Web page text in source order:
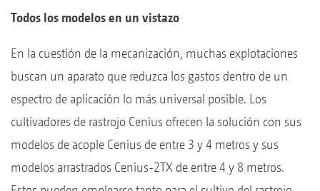
Todos los modelos en un vistazo
En la cuestión de la mecanización, muchas explotaciones
buscan un aparato que reduzca los gastos dentro de un
espectro de aplicación lo más universal posible. Los
cultivadores de rastrojo Cenius ofrecen la solución con sus
modelos de acople Cenius de entre 3 y 4 metros y sus
modelos arrastrados Cenius-2TX de entre 4 y 8 metros.